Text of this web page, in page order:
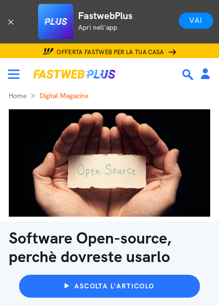
FastwebPlus
Apri nell'app
VAI
OFFERTA FASTWEB PER LA TUA CASA
Home Digital Magazine
Software Open-source,
perchè dovreste usarlo
ASCOLTA L'ARTICOLO